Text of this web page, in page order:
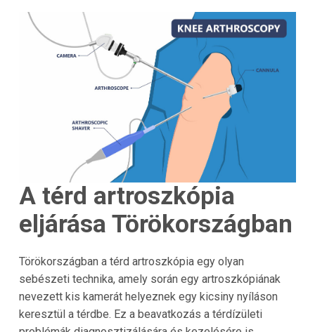
A térd artroszkópia
eljárása Törökországban
Törökországban a térd artroszkópia egy olyan
sebészeti technika, amely során egy artroszkópiának
nevezett kis kamerát helyeznek egy kicsiny nyíláson
keresztül a térdbe. Ez a beavatkozás a térdízületi